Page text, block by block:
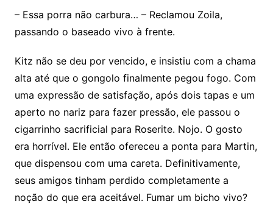
– Essa porra não carbura… – Reclamou Zoila,
passando o baseado vivo à frente.
Kitz não se deu por vencido, e insistiu com a chama
alta até que o gongolo finalmente pegou fogo. Com
uma expressão de satisfação, após dois tapas e um
aperto no nariz para fazer pressão, ele passou o
cigarrinho sacrificial para Roserite. Nojo. O gosto
era horrível. Ele então ofereceu a ponta para Martin,
que dispensou com uma careta. Definitivamente,
seus amigos tinham perdido completamente a
noção do que era aceitável. Fumar um bicho vivo?